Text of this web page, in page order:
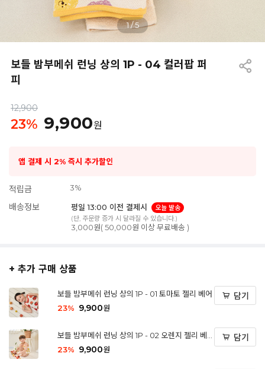
1/5
보들 밤부메쉬 런닝 상의 1P - 04 컬러팝 퍼
피
12,900
23% 9,900원
앱 결제 시 2% 즉시 추가할인
적립금 3%
배송정보 평일 13:00 이전 결제시
오늘 발송
(단, 주문량 증가 시 달라질 수 있습니다.)
3,000원( 50,000원 이상 무료배송 )
+ 추가 구매 상품
보들 밤부메쉬 런닝 상의 1P - 01 토마토 젤리 베어
23% 9,900원
담기
보들 밤부메쉬 런닝 상의 1P - 02 오렌지 젤리 베
어
23% 9,900원
담기